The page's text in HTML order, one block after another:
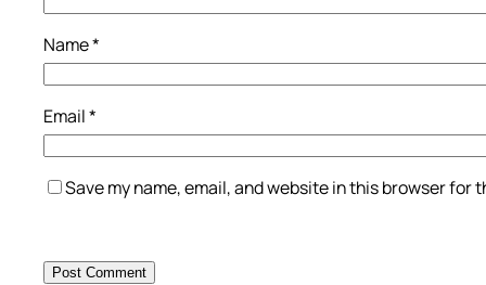
Name*
Email*
Save my name, email, and website in this browser for